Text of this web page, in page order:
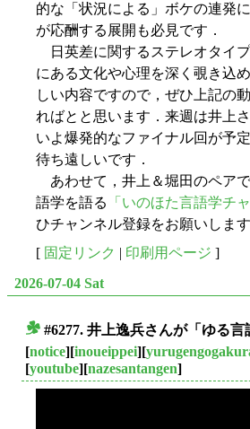
的な「状況による」ボケの連発
が応酬する展開も必見です．
日英差に関するステレオタイ
にある文化や心理を深く覗き込
しい内容ですので，ぜひ上記の
ればとと思います．来週は井上
いよ爆発的なファイナル回が予
待ち遠しいです．
あわせて，井上＆堀田のペア
語学を語る
「いのほた言語学チ
ひチャンネル登録をお願いします
[ 固定リンク | 印刷用ページ ]
2026-07-04 Sat
#6277. 井上逸兵さんが「ゆる
[notice][inoueippei][
[youtube][nazesantangen]